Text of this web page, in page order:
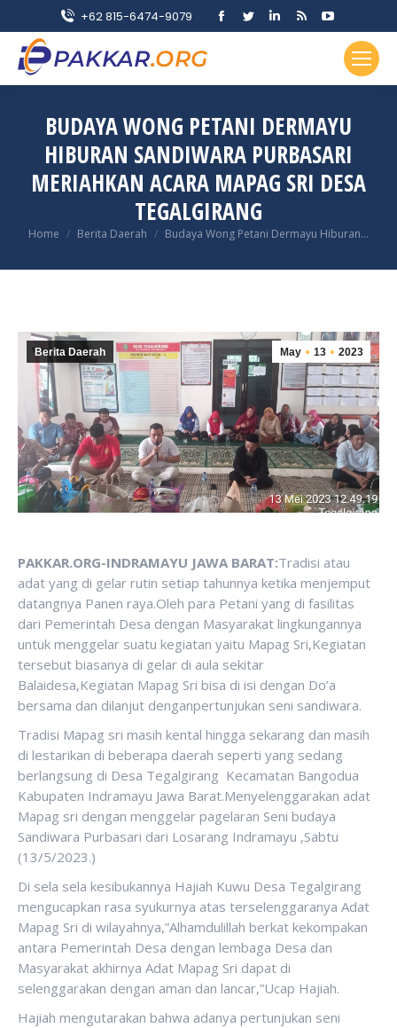
+62 815-6474-9079
Facebook
in
window
Twitter
in
window
Linkedin
in
window
Rss
opens
in
window
YouTube
page
opens
in
window
BUDAYA WONG PETANI DERMAYU
HIBURAN SANDIWARA PURBASARI
MERIAHKAN ACARA MAPAG SRI DESA
TEGALGIRANG
You are here:
Home Berita Daerah Budaya Wong Petani Dermayu Hiburan…
May 13 2023
Berita Daerah
PAKKAR.ORG-INDRAMAYU JAWA BARAT:Tradisi atau
adat yang di gelar rutin setiap tahunnya ketika menjemput
datangnya Panen raya.Oleh para Petani yang di fasilitas
dari Pemerintah Desa dengan Masyarakat lingkungannya
untuk menggelar suatu kegiatan yaitu Mapag Sri,Kegiatan
tersebut biasanya di gelar di aula sekitar
Balaidesa,Kegiatan Mapag Sri bisa di isi dengan Do’a
bersama dan dilanjut denganpertunjukan seni sandiwara.
Tradisi Mapag sri masih kental hingga sekarang dan masih
di lestarikan di beberapa daerah seperti yang sedang
berlangsung di Desa Tegalgirang Kecamatan Bangodua
Kabupaten Indramayu Jawa Barat.Menyelenggarakan adat
Mapag sri dengan menggelar pagelaran Seni budaya
Sandiwara Purbasari dari Losarang Indramayu ,Sabtu
(13/5/2023.)
Di sela sela kesibukannya Hajiah Kuwu Desa Tegalgirang
mengucapkan rasa syukurnya atas terselenggaranya Adat
Mapag Sri di wilayahnya,”Alhamdulillah berkat kekompakan
antara Pemerintah Desa dengan lembaga Desa dan
Masyarakat akhirnya Adat Mapag Sri dapat di
selenggarakan dengan aman dan lancar,”Ucap Hajiah.
Hajiah mengutarakan bahwa adanya pertunjukan seni